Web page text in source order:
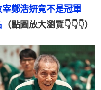
宰鄭浩妍竟不是冠軍
（點圖放大瀏覽👇👇👇）